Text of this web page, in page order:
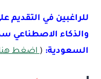
للراغبين في التقديم
والذكاء الاصطناعي
السعودية: (اضغط هنا